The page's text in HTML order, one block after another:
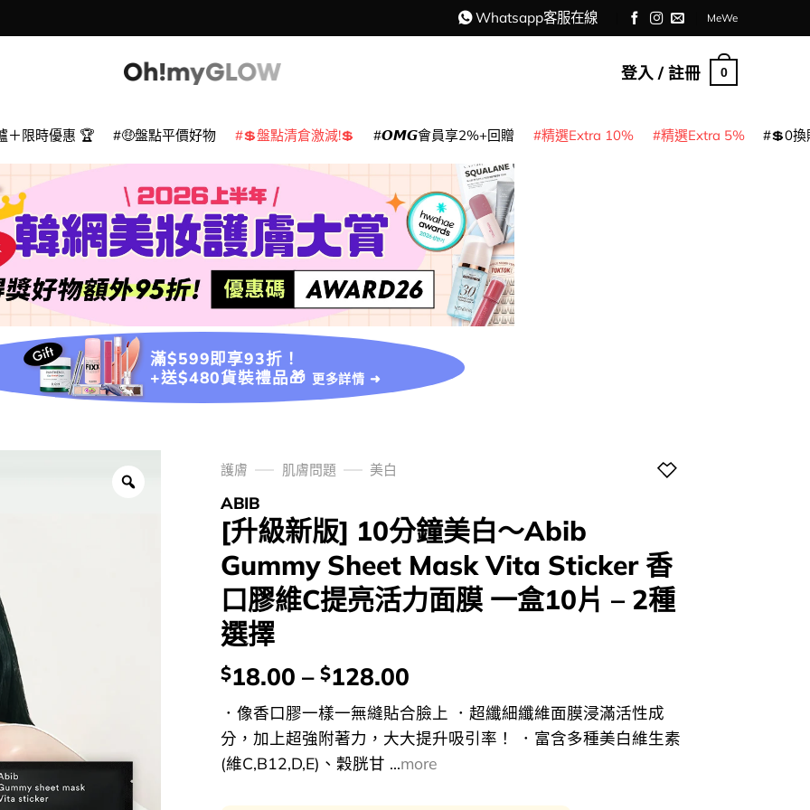
Whatsapp客服在線 MeWe
登入 / 註冊 0
＋限時優惠 🏆 🤑盤點平價好物 💲盤點清倉激減!💲 𝙊𝙈𝙂會員享2%+回贈 精選Extra 10% 精選Extra 5% 💲0換
滿$599即享93折！
+送$480貨裝禮品🎁 更多詳情 ➜
護膚 肌膚問題 美白
ABIB
[升級新版] 10分鐘美白～Abib
Gummy Sheet Mask Vita Sticker 香
口膠維C提亮活力面膜 一盒10片 – 2種
選擇
價
錢：
$18.00 – $128.00
．像香口膠一樣一無縫貼合臉上 ．超纖細纖維面膜浸滿活性成
分，加上超強附著力，大大提升吸引率！ ．富含多種美白維生素
(維C,B12,D,E)、穀胱甘 ...more